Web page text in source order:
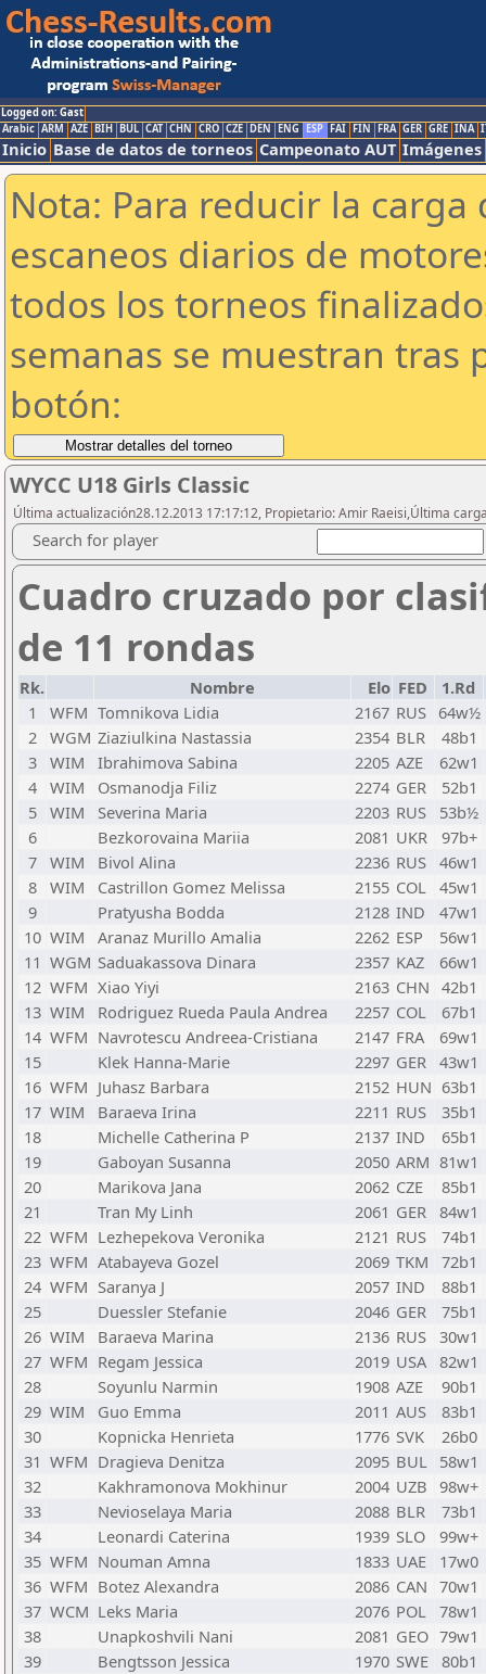
Logged on: Gast
Arabic ARM AZE BIH BUL CAT CHN CRO CZE DEN ENG ESP FAI FIN FRA GER GRE INA
Inicio Base de datos de torneos Campeonato AUT Imágenes
Nota: Para reducir la
escaneos diarios de
todos los torneos
semanas se muestran tras
botón:
WYCC U18 Girls Classic
Última actualización28.12.2013 17:17:12, Propietario: Amir Raeisi,Última
Search for player
Cuadro cruzado por
de 11 rondas
Rk. Nombre Elo FED
1.Rd
1
WFM Tomnikova Lidia 2167 RUS 64w½
2 WGM Ziaziulkina Nastassia 2354 BLR
48b1
3 WIM Ibrahimova Sabina 2205 AZE
62w1
4 WIM Osmanodja Filiz 2274 GER
52b1
5 WIM Severina Maria 2203 RUS
53b½
6
Bezkorovaina Mariia 2081 UKR
97b+
7 WIM Bivol Alina 2236 RUS
46w1
8 WIM Castrillon Gomez Melissa 2155 COL
45w1
9
Pratyusha Bodda 2128 IND
47w1
10 WIM Aranaz Murillo Amalia 2262 ESP
56w1
11 WGM Saduakassova Dinara 2357 KAZ
66w1
12 WFM Xiao Yiyi 2163 CHN 42b1
13 WIM Rodriguez Rueda Paula Andrea 2257 COL
67b1
14 WFM Navrotescu Andreea-Cristiana 2147 FRA
69w1
15
Klek Hanna-Marie 2297 GER
43w1
16 WFM Juhasz Barbara 2152 HUN 63b1
17 WIM Baraeva Irina 2211 RUS
35b1
18
Michelle Catherina P 2137 IND
65b1
19
Gaboyan Susanna 2050 ARM 81w1
20
Marikova Jana 2062 CZE
85b1
21
Tran My Linh 2061 GER
84w1
22 WFM Lezhepekova Veronika 2121 RUS
74b1
23 WFM Atabayeva Gozel 2069 TKM
72b1
24 WFM Saranya J 2057 IND
88b1
25
Duessler Stefanie 2046 GER
75b1
26 WIM Baraeva Marina 2136 RUS
30w1
27 WFM Regam Jessica 2019 USA
82w1
28
Soyunlu Narmin 1908 AZE
90b1
29 WIM Guo Emma 2011 AUS
83b1
30
Kopnicka Henrieta 1776 SVK
26b0
31 WFM Dragieva Denitza 2095 BUL 58w1
32
Kakhramonova Mokhinur 2004 UZB
98w+
33
Nevioselaya Maria 2088 BLR
73b1
34
Leonardi Caterina 1939 SLO
99w+
35 WFM Nouman Amna 1833 UAE
17w0
36 WFM Botez Alexandra 2086 CAN
70w1
37 WCM Leks Maria 2076 POL
78w1
38
Unapkoshvili Nani 2081 GEO 79w1
39
Bengtsson Jessica 1970 SWE 80b1